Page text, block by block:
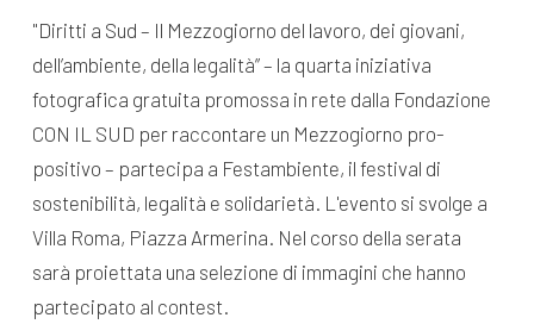
"Diritti a Sud – Il Mezzogiorno del lavoro, dei giovani,
dell’ambiente, della legalità” – la quarta iniziativa
fotografica gratuita promossa in rete dalla Fondazione
CON IL SUD per raccontare un Mezzogiorno pro-
positivo – partecipa a Festambiente, il festival di
sostenibilità, legalità e solidarietà. L'evento si svolge a
Villa Roma, Piazza Armerina. Nel corso della serata
sarà proiettata una selezione di immagini che hanno
partecipato al contest.
Appuntamenti
e blog progetti
Seguici sui social: